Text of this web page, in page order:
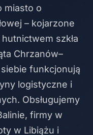
miasto o
– kojarzone
szkła
Chrzanów–
funkcjonują
logistyczne i
Obsługujemy
firmy w
w Libiążu i